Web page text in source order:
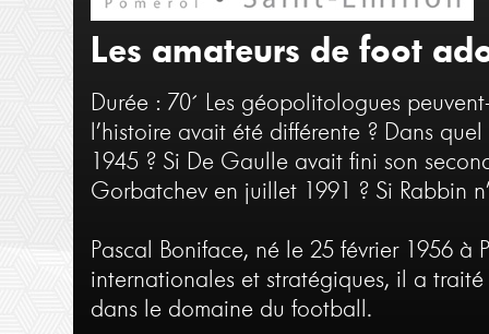
Les amateurs de foot
Durée : 70´ Les géopolitologues
l’histoire avait été différente ? Dans
1945 ? Si De Gaulle avait fini son
Gorbatchev en juillet 1991 ? Si Rabbin
Pascal Boniface, né le 25 février 1956
internationales et stratégiques, il a
dans le domaine du football.